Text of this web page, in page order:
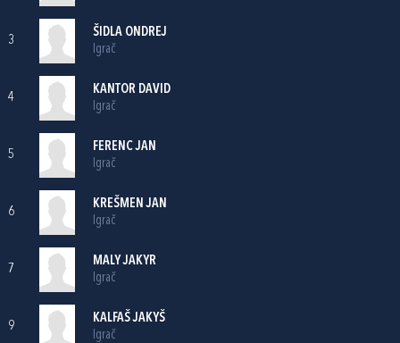
3
ŠIDLA ONDREJ
Igrač
4
KANTOR DAVID
Igrač
5
FERENC JAN
Igrač
6
KREŠMEN JAN
Igrač
7
MALY JAKYR
Igrač
9
KALFAŠ JAKYŠ
Igrač